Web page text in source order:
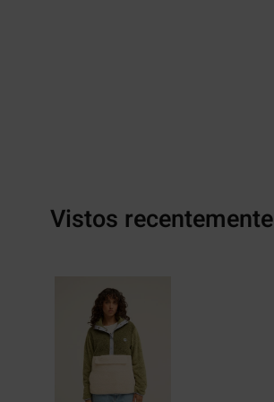
Vistos recentemente